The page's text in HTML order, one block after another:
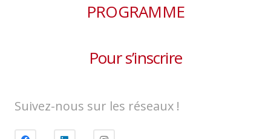
PROGRAMME
Pour s’inscrire
Suivez-nous sur les réseaux !